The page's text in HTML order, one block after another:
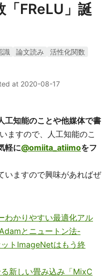
「FReLU」誕
識 論文読み
活性化関数
at 2020-08-17
工知能のことや他媒体で書
ますので、人工知能のこ
軽に@omiita_atiimoをフ
いますので興味があればぜ
わかりやすい最適化アル
とニュートン法-
トImageNetはもう終
新しい畳み込み「MixC